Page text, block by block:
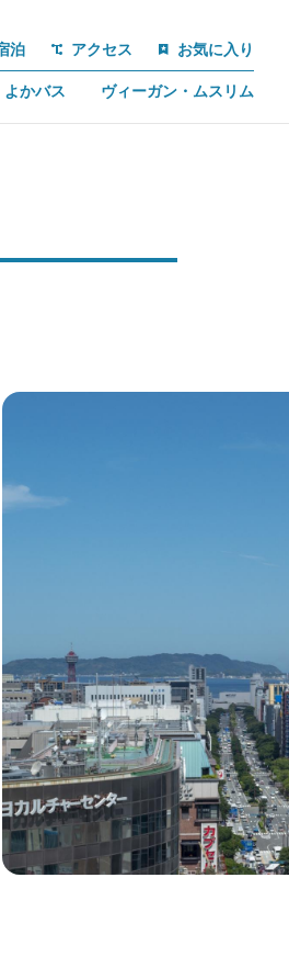
泊 アクセス お気に入り
よかバス ヴィーガン・ムスリム